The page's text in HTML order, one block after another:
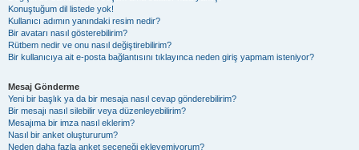
Konuştuğum dil listede yok!
Kullanıcı adımın yanındaki resim nedir?
Bir avatarı nasıl gösterebilirim?
Rütbem nedir ve onu nasıl değiştirebilirim?
Bir kullanıcıya ait e-posta bağlantısını tıklayınca neden giriş yapmam isteniyor?
Mesaj Gönderme
Yeni bir başlık ya da bir mesaja nasıl cevap gönderebilirim?
Bir mesajı nasıl silebilir veya düzenleyebilirim?
Mesajıma bir imza nasıl eklerim?
Nasıl bir anket oluştururum?
Neden daha fazla anket seçeneği ekleyemiyorum?